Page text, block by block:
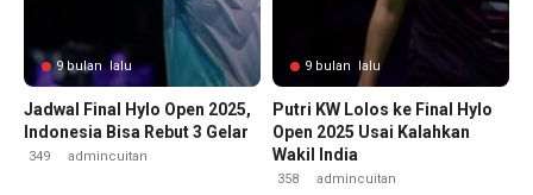
9 bulan lalu
Jadwal Final Hylo Open 2025,
Indonesia Bisa Rebut 3 Gelar
349 admincuitan
9 bulan lalu
Putri KW Lolos ke Final Hylo
Open 2025 Usai Kalahkan
Wakil India
358 admincuitan